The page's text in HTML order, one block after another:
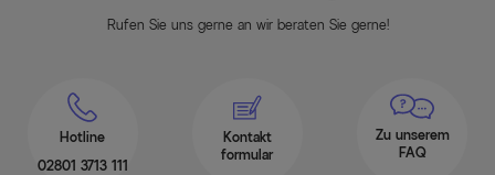
Rufen Sie uns gerne an wir beraten Sie gerne!
Hotline
02801 3713 111
Kontakt
formular
Zu unserem
FAQ